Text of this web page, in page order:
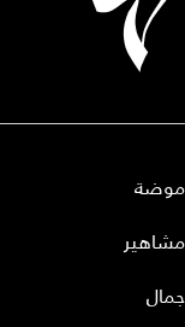
موضة
مشاهير
جمال